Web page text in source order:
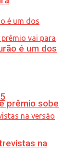
prêmio sobe
é um dos
na